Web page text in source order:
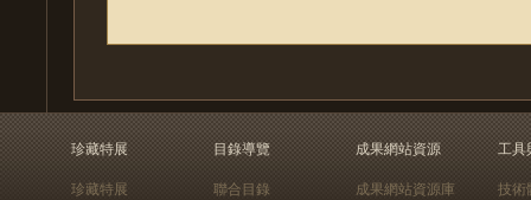
珍藏特展
珍藏特展
目錄導覽
聯合目錄
成果網站資源
成果網站資源庫
工具
技術